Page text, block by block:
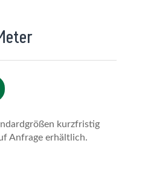
kurzfristig
Anfrage erhältlich.